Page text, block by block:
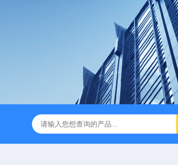
密封测漏仪 密封检测设备